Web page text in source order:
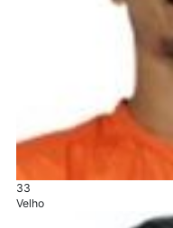
33
Velho